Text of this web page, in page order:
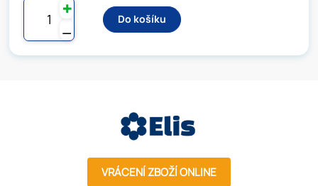
⚊
✚
Do košíku
VRÁCENÍ ZBOŽÍ ONLINE